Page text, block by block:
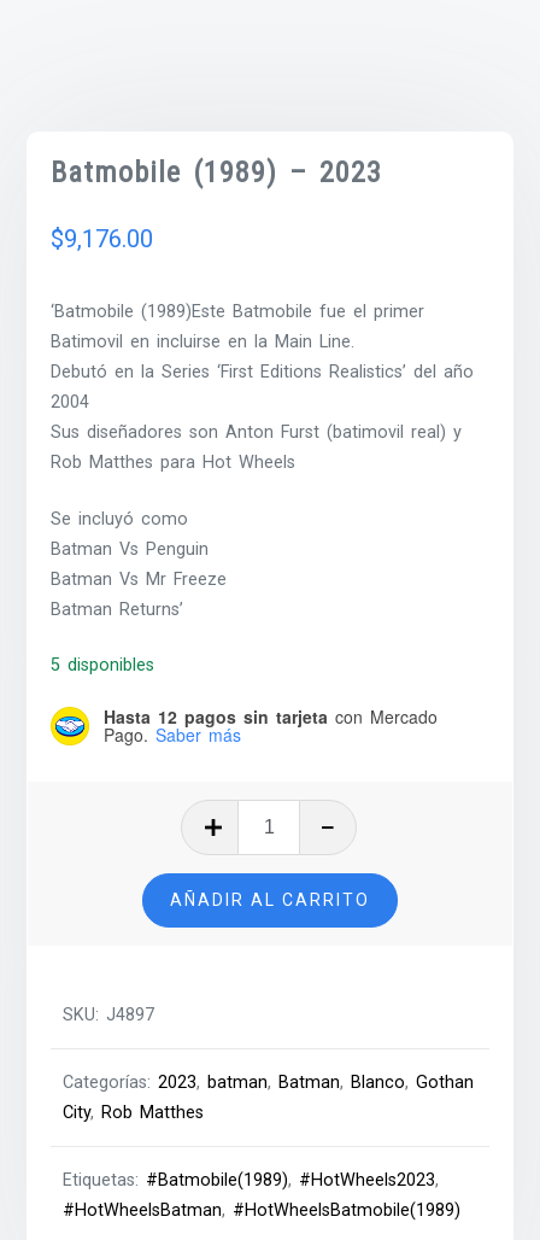
Batmobile (1989) – 2023
$9,176.00
‘Batmobile (1989)Este Batmobile fue el primer
Batimovil en incluirse en la Main Line.
Debutó en la Series ‘First Editions Realistics’ del año
2004
Sus diseñadores son Anton Furst (batimovil real) y
Rob Matthes para Hot Wheels
Se incluyó como
Batman Vs Penguin
Batman Vs Mr Freeze
Batman Returns’
5 disponibles
Hasta 12 pagos sin tarjeta con Mercado
Pago. Saber más
Batmobile
-
2023
cantidad
AÑADIR AL CARRITO
SKU:J4897
Categorías:2023, batman, Batman, Blanco,Gothan
City, Rob Matthes
Etiquetas: #Batmobile(1989), #HotWheels2023,
#HotWheelsBatman, #HotWheelsBatmobile(1989)